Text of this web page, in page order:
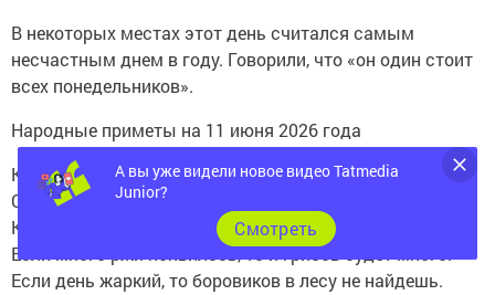
В некоторых местах этот день считался самым
несчастным днем в году. Говорили, что «он один стоит
всех понедельников».
Народные приметы на 11 июня 2026 года
Колосится рожь — к урожаю грибов.
Сухой туман во время цветения вредит хлебу.
Когда рожь зацвела, нельзя белить холсты.
Если много ржи появилось, то и грибов будет много.
Если день жаркий, то боровиков в лесу не найдешь.
А вы уже видели новое видео Tatmedia
Junior?
Cмотреть